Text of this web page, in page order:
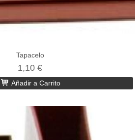
Tapacelo
1,10 €
Añadir a Carrito